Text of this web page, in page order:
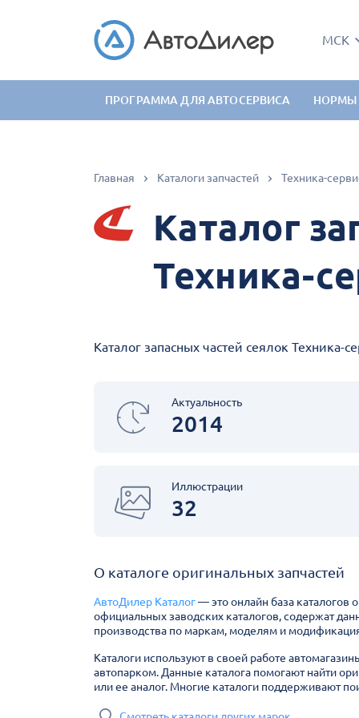
МСК
ПРОГРАММА ДЛЯ АВТОСЕРВИСА НОРМЫ
Главная Каталоги запчастей Техника-
Каталог
Техника-
Каталог запасных частей сеялок Техника-
Актуальность
2014
Иллюстрации
32
О каталоге оригинальных запчастей
АвтоДилер Каталог— это онлайн база каталогов
официальных заводских каталогов, содержат
производства по маркам, моделям и
Каталоги используют в своей работе
автопарком. Данные каталога помогают найти
или ее аналог. Многие каталоги поддерживают